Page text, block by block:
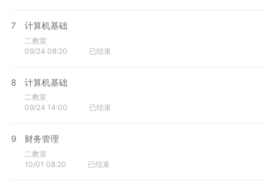
7 计算机基础
二教室
09/24 08:20
已结束
8 计算机基础
二教室
09/24 14:00
已结束
9 财务管理
二教室
10/01 08:20
已结束